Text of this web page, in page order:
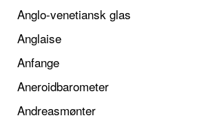
Anglo-venetiansk glas
Anglaise
Anfange
Aneroidbarometer
Andreasmønter